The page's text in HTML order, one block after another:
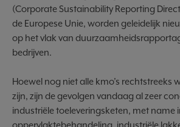
(Corporate Sustainability Reporting
de Europese Unie, worden geleidelijk
op het vlak van
bedrijven.
Hoewel nog niet alle kmo’s rechtstreeks
zijn, zijn de gevolgen vandaag al zeer
industriële toeleveringsketen, met name
oppervlaktebehandeling, industriële